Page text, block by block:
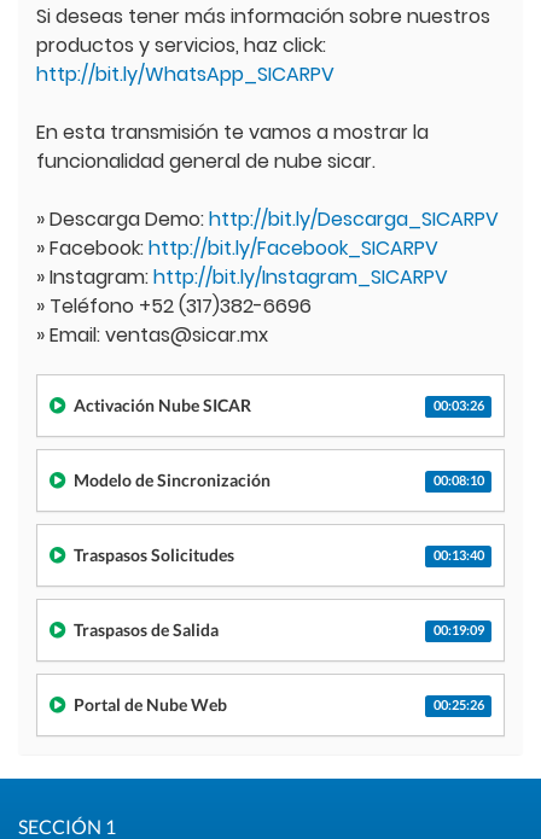
Si deseas tener más información sobre nuestros
productos y servicios, haz click:
http://bit.ly/WhatsApp_SICARPV
En esta transmisión te vamos a mostrar la
funcionalidad general de nube sicar.
» Descarga Demo:http://bit.ly/Descarga_SICARPV
» Facebook:http://bit.ly/Facebook_SICARPV
» Instagram:http://bit.ly/Instagram_SICARPV
» Teléfono +52 (317)382-6696
» Email: ventas@sicar.mx
Activación Nube SICAR 00:03:26
Modelo de Sincronización 00:08:10
Traspasos Solicitudes 00:13:40
Traspasos de Salida 00:19:09
Portal de Nube Web 00:25:26
SECCIÓN 1